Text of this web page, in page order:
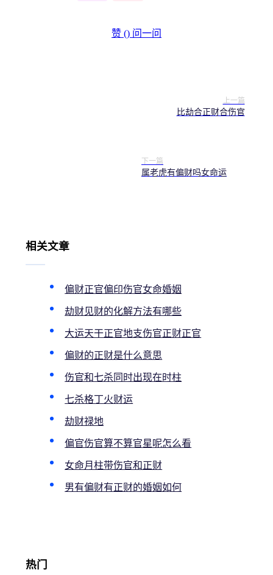
赞 () 问一问
上一篇
比劫合正财合伤官
下一篇
属老虎有偏财吗女命运
相关文章
偏财正官偏印伤官女命婚姻
劫财见财的化解方法有哪些
大运天干正官地支伤官正财正官
偏财的正财是什么意思
伤官和七杀同时出现在时柱
七杀格丁火财运
劫财禄地
偏官伤官算不算官星呢怎么看
女命月柱带伤官和正财
男有偏财有正财的婚姻如何
热门